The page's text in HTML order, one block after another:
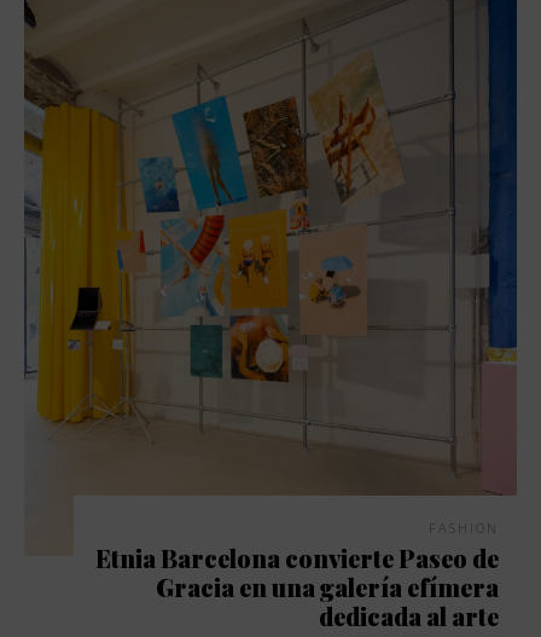
FASHION
Etnia Barcelona convierte Paseo de
Gracia en una galería efímera
dedicada al arte